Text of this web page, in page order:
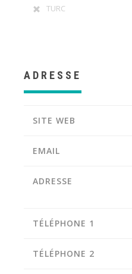
TURC
ADRESSE
SITE WEB
EMAIL
ADRESSE
TÉLÉPHONE 1
TÉLÉPHONE 2